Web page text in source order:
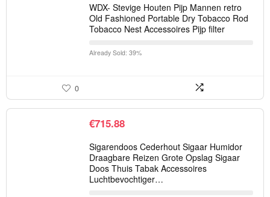
WDX- Stevige Houten Pijp Mannen retro
Old Fashioned Portable Dry Tobacco Rod
Tobacco Nest Accessoires Pijp filter
Already Sold: 39%
0
€715.88
Sigarendoos Cederhout Sigaar Humidor
Draagbare Reizen Grote Opslag Sigaar
Doos Thuis Tabak Accessoires
Luchtbevochtiger…